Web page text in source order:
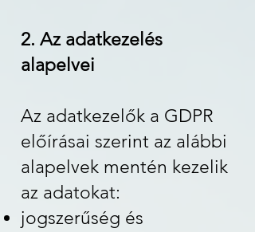
2. Az adatkezelés
alapelvei
Az adatkezelők a GDPR
előírásai szerint az alábbi
alapelvek mentén kezelik
az adatokat:
jogszerűség és